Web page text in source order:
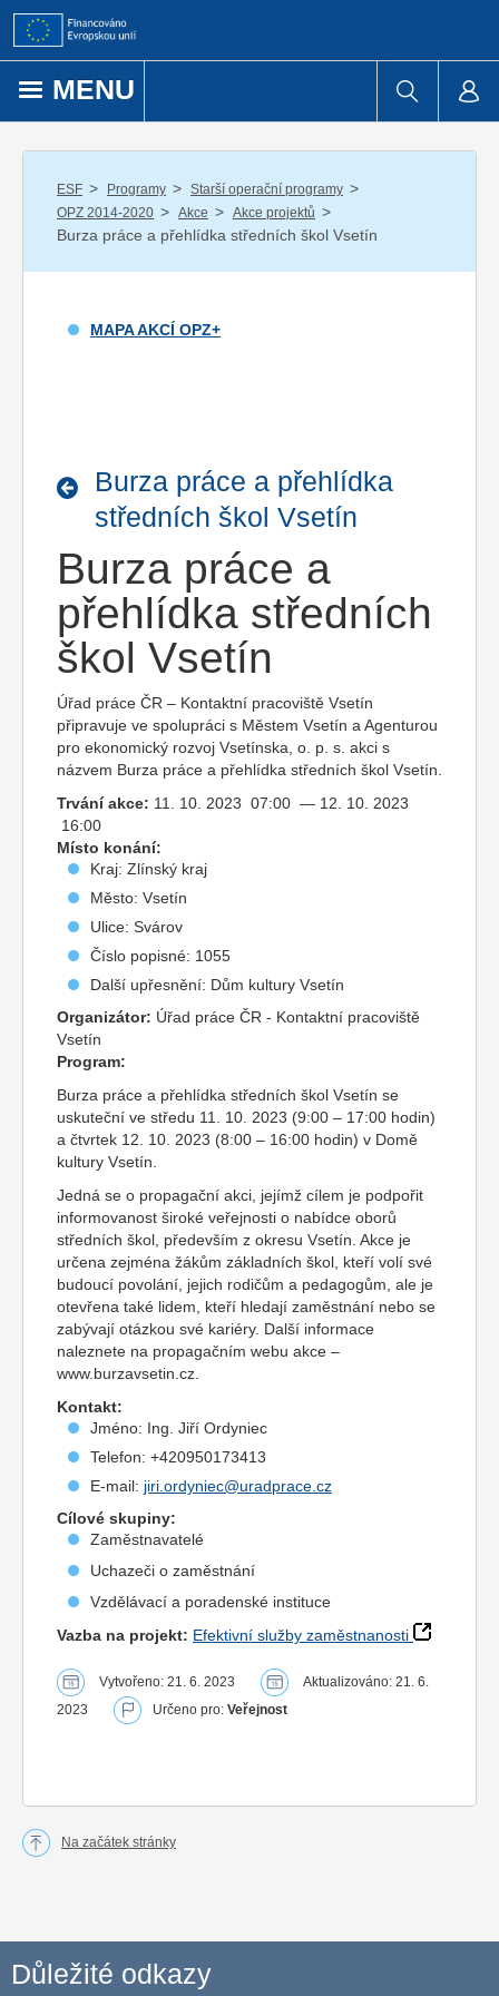
Přejít k obsahu
MENU
ESF / Programy / Starší operační programy /
OPZ 2014-2020 / Akce / Akce projektů /
Burza práce a přehlídka středních škol Vsetín
MAPA AKCÍ OPZ+
Burza práce a přehlídka
středních škol Vsetín
Burza práce a
přehlídka středních
škol Vsetín
Úřad práce ČR – Kontaktní pracoviště Vsetín
připravuje ve spolupráci s Městem Vsetín a Agenturou
pro ekonomický rozvoj Vsetínska, o. p. s. akci s
názvem Burza práce a přehlídka středních škol Vsetín.
Trvání akce: 11. 10. 2023 07:00 — 12. 10. 2023
16:00
Místo konání:
Kraj: Zlínský kraj
Město: Vsetín
Ulice: Svárov
Číslo popisné: 1055
Další upřesnění: Dům kultury Vsetín
Organizátor: Úřad práce ČR - Kontaktní pracoviště
Vsetín
Program:
Burza práce a přehlídka středních škol Vsetín se
uskuteční ve středu 11. 10. 2023 (9:00 – 17:00 hodin)
a čtvrtek 12. 10. 2023 (8:00 – 16:00 hodin) v Domě
kultury Vsetín.
Jedná se o propagační akci, jejímž cílem je podpořit
informovanost široké veřejnosti o nabídce oborů
středních škol, především z okresu Vsetín. Akce je
určena zejména žákům základních škol, kteří volí své
budoucí povolání, jejich rodičům a pedagogům, ale je
otevřena také lidem, kteří hledají zaměstnání nebo se
zabývají otázkou své kariéry. Další informace
naleznete na propagačním webu akce –
www.burzavsetin.cz.
Kontakt:
Jméno: Ing. Jiří Ordyniec
Telefon: +420950173413
E-mail: jiri.ordyniec@uradprace.cz
Cílové skupiny:
Zaměstnavatelé
Uchazeči o zaměstnání
Vzdělávací a poradenské instituce
Vazba na projekt: Efektivní služby zaměstnanosti
Vytvořeno: 21. 6. 2023
Aktualizováno: 21. 6.
2023
Určeno pro: Veřejnost
Na začátek stránky
Důležité odkazy